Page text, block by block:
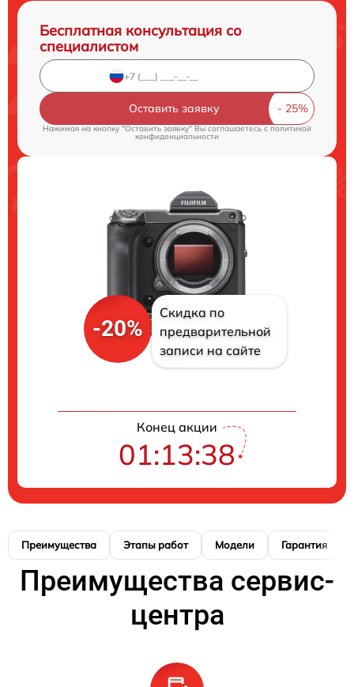
Бесплатная консультация со
специалистом
Оставить заявку
Нажимая на кнопку "Оставить заявку" Вы соглашаетесь c политикой
конфиденциальности
-20%
Скидка по
предварительной
записи на сайте
Конец акции
01:13:37
Преимущества Этапы работ Модели Гарантия
Преимущества сервис-
центра